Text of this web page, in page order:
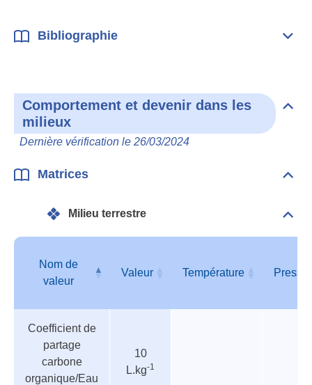
Bibliographie
Comportement et devenir dans les
milieux
Dernière vérification le 26/03/2024
les
Matrices
Milieu terrestre
des
paramètres
Nom de
valeur
Valeur Température
valeur
Coefficient de
partage
carbone
organique/Eau
10
L.kg-1